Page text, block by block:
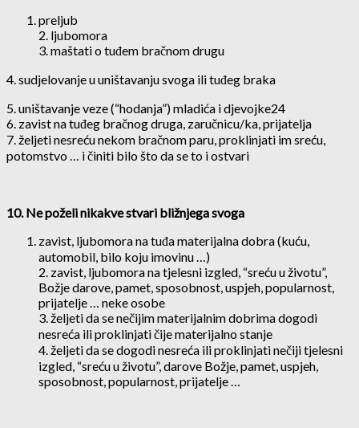
preljub
2. ljubomora
3. maštati o tuđem bračnom drugu
4. sudjelovanje u uništavanju svoga ili tuđeg braka
5. uništavanje veze (“hodanja”) mladića i djevojke24
6. zavist na tuđeg bračnog druga, zaručnicu/ka, prijatelja
7. željeti nesreću nekom bračnom paru, proklinjati im sreću,
potomstvo … i činiti bilo što da se to i ostvari
10. Ne poželi nikakve stvari bližnjega svoga
zavist, ljubomora na tuđa materijalna dobra (kuću,
automobil, bilo koju imovinu …)
2. zavist, ljubomora na tjelesni izgled, “sreću u životu”,
Božje darove, pamet, sposobnost, uspjeh, popularnost,
prijatelje … neke osobe
3. željeti da se nečijim materijalnim dobrima dogodi
nesreća ili proklinjati čije materijalno stanje
4. željeti da se dogodi nesreća ili proklinjati nečiji tjelesni
izgled, “sreću u životu”, darove Božje, pamet, uspjeh,
sposobnost, popularnost, prijatelje …